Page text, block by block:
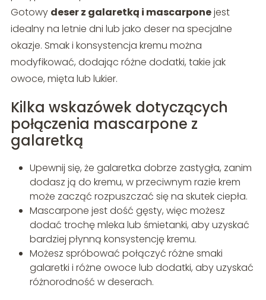
Gotowy deser z galaretką i mascarponejest
idealny na letnie dni lub jako deser na specjalne
okazje. Smak i konsystencja kremu można
modyfikować, dodając różne dodatki, takie jak
owoce, mięta lub lukier.
Kilka wskazówek dotyczących
połączenia mascarpone z
galaretką
Upewnij się, że galaretka dobrze zastygła, zanim
dodasz ją do kremu, w przeciwnym razie krem
może zacząć rozpuszczać się na skutek ciepła.
Mascarpone jest dość gęsty, więc możesz
dodać trochę mleka lub śmietanki, aby uzyskać
bardziej płynną konsystencję kremu.
Możesz spróbować połączyć różne smaki
galaretki i różne owoce lub dodatki, aby uzyskać
różnorodność w deserach.